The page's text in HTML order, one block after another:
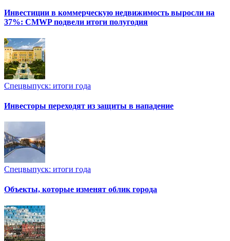
Инвестиции в коммерческую недвижимость выросли на
37%: CMWP подвели итоги полугодия
Спецвыпуск: итоги года
Инвесторы переходят из защиты в нападение
Спецвыпуск: итоги года
Объекты, которые изменят облик города